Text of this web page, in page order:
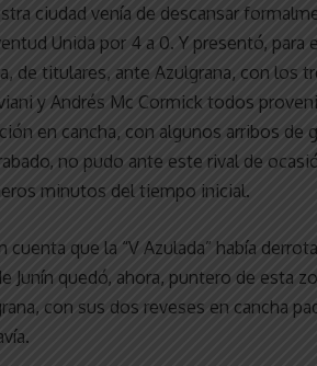
ciudad venía de descansar
Unida por 4 a 0. Y presentó,
de titulares, ante Azulgrana, con los
y Andrés Mc Cormick todos
en cancha, con algunos arribos
no pudo ante este rival de
minutos del tiempo inicial.
cuenta que la “V Azulada” había
Junín quedó, ahora, puntero de esta
con sus dos reveses en cancha